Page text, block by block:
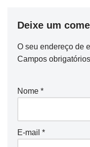
Deixe um
O seu endereço de
Campos
Nome *
E-mail *